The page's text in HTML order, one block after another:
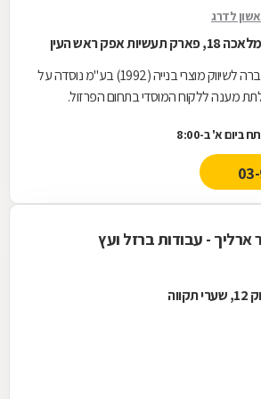
לדרג
פארק תעשיות אפק ראש העין
מור חברה לשיווק מוצרי בנייה (1992) בע"מ נוסדה על
מענה ללקוח המוסדי בתחום הפרזול.
ביום א' ב-8:00
ארליך - עבודות ברזל ועץ
תקווה